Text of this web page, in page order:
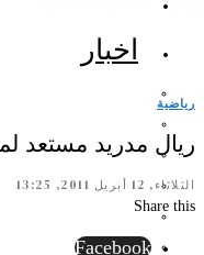
اخبار
رياضية
ريال مدريد مستعد
الثلاثاء, 12 أبريل 2011, 13:25
Share this
Facebook